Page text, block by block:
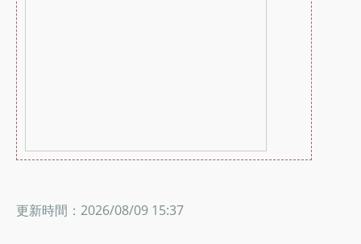
更新時間：2026/08/09 15:37